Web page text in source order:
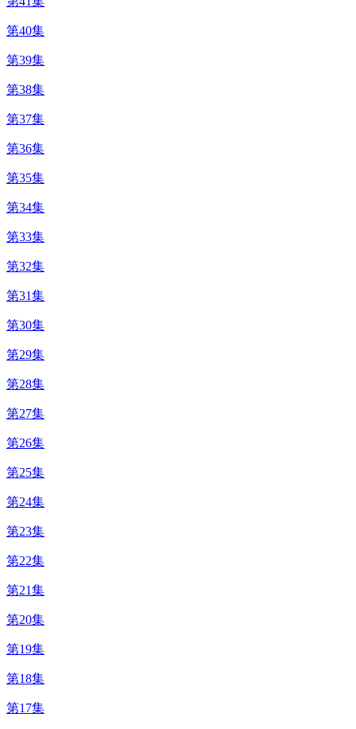
第40集
第39集
第38集
第37集
第36集
第35集
第34集
第33集
第32集
第31集
第30集
第29集
第28集
第27集
第26集
第25集
第24集
第23集
第22集
第21集
第20集
第19集
第18集
第17集